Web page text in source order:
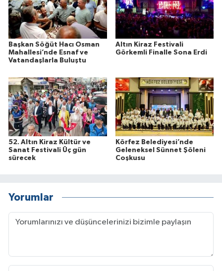
Başkan Söğüt Hacı Osman
Mahallesi’nde Esnaf ve
Vatandaşlarla Buluştu
Altın Kiraz Festivali
Görkemli Finalle Sona Erdi
52. Altın Kiraz Kültür ve
Sanat Festivali Üç gün
sürecek
Körfez Belediyesi’nde
Geleneksel Sünnet Şöleni
Coşkusu
Yorumlar